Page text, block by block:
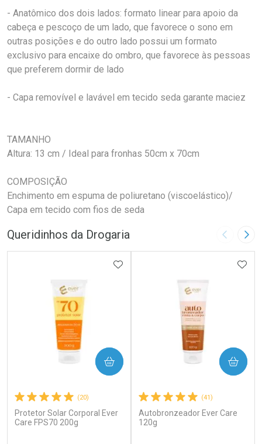
- Anatômico dos dois lados: formato linear para apoio da
cabeça e pescoço de um lado, que favorece o sono em
outras posições e do outro lado possui um formato
exclusivo para encaixe do ombro, que favorece às pessoas
que preferem dormir de lado
- Capa removível e lavável em tecido seda garante maciez
TAMANHO
Altura: 13 cm / Ideal para fronhas 50cm x 70cm
COMPOSIÇÃO
Enchimento em espuma de poliuretano (viscoelástico)/
Capa em tecido com fios de seda
Queridinhos da Drogaria Imagem
(20)
Protetor Solar Corporal Ever
Care FPS70 200g
ADICIONAR AOS FAVORITOS
COMPRAR
(41)
Autobronzeador Ever Care
120g
COMPRAR